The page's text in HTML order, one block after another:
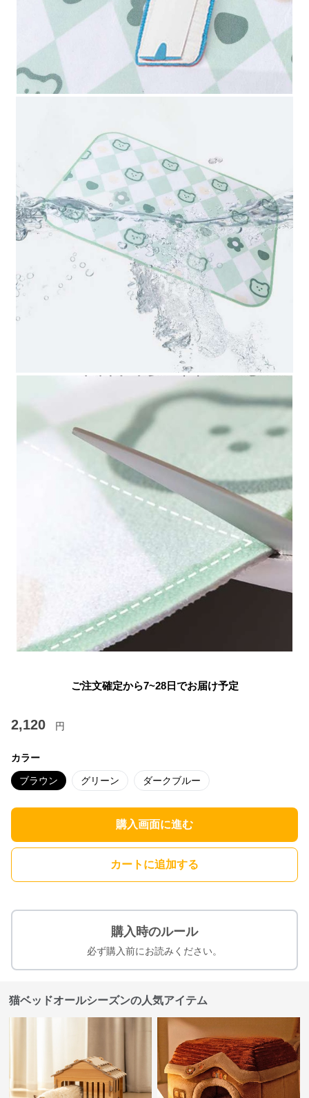
ご注文確定から7~28日でお届け予定
2,120 円
カラー
ブラウン グリーン ダークブルー
購入画面に進む
カートに追加する
購入時のルール
必ず購入前にお読みください。
猫ベッドオールシーズンの人気アイテム